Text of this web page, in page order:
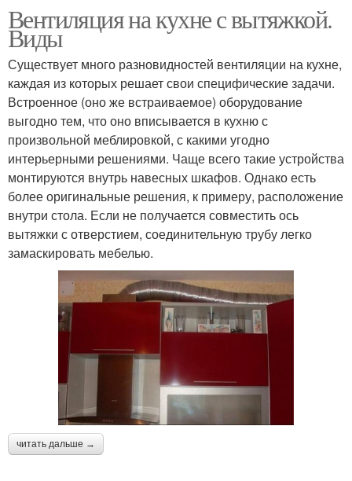
Вентиляция на кухне с вытяжкой.
Виды
Существует много разновидностей вентиляции на кухне,
каждая из которых решает свои специфические задачи.
Встроенное (оно же встраиваемое) оборудование
выгодно тем, что оно вписывается в кухню с
произвольной меблировкой, с какими угодно
интерьерными решениями. Чаще всего такие устройства
монтируются внутрь навесных шкафов. Однако есть
более оригинальные решения, к примеру, расположение
внутри стола. Если не получается совместить ось
вытяжки с отверстием, соединительную трубу легко
замаскировать мебелью.
читать дальше →